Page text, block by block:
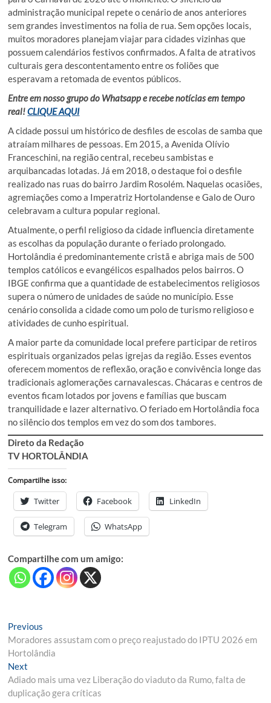
administração municipal repete o cenário de anos anteriores
sem grandes investimentos na folia de rua. Sem opções locais,
muitos moradores planejam viajar para cidades vizinhas que
possuem calendários festivos confirmados. A falta de atrativos
culturais gera descontentamento entre os foliões que
esperavam a retomada de eventos públicos.
Entre em nosso grupo do Whatsapp e recebe notícias em tempo
real!CLIQUE AQUI
A cidade possui um histórico de desfiles de escolas de samba que
atraíam milhares de pessoas. Em 2015, a Avenida Olívio
Franceschini, na região central, recebeu sambistas e
arquibancadas lotadas. Já em 2018, o destaque foi o desfile
realizado nas ruas do bairro Jardim Rosolém. Naquelas ocasiões,
agremiações como a Imperatriz Hortolandense e Galo de Ouro
celebravam a cultura popular regional.
Atualmente, o perfil religioso da cidade influencia diretamente
as escolhas da população durante o feriado prolongado.
Hortolândia é predominantemente cristã e abriga mais de 500
templos católicos e evangélicos espalhados pelos bairros. O
IBGE confirma que a quantidade de estabelecimentos religiosos
supera o número de unidades de saúde no município. Esse
cenário consolida a cidade como um polo de turismo religioso e
atividades de cunho espiritual.
A maior parte da comunidade local prefere participar de retiros
espirituais organizados pelas igrejas da região. Esses eventos
oferecem momentos de reflexão, oração e convivência longe das
tradicionais aglomerações carnavalescas. Chácaras e centros de
eventos ficam lotados por jovens e famílias que buscam
tranquilidade e lazer alternativo. O feriado em Hortolândia foca
no silêncio dos templos em vez do som dos tambores.
Direto da Redação
TV HORTOLÂNDIA
Compartilhe isso:
Twitter Facebook LinkedIn
Telegram WhatsApp
Compartilhe com um amigo:
Navegação
de
Post
Previous
post:
Moradores assustam com o preço reajustado do IPTU 2026 em
Hortolândia
Next
post:
Adiado mais uma vez Liberação do viaduto da Rumo, falta de
duplicação gera críticas